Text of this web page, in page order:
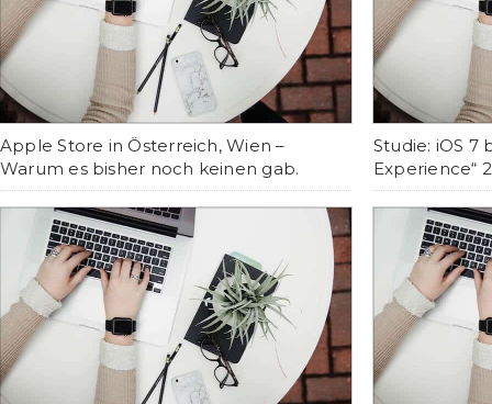
Apple Store in Österreich, Wien –
Warum es bisher noch keinen gab.
Studie: iOS 7
Experience“